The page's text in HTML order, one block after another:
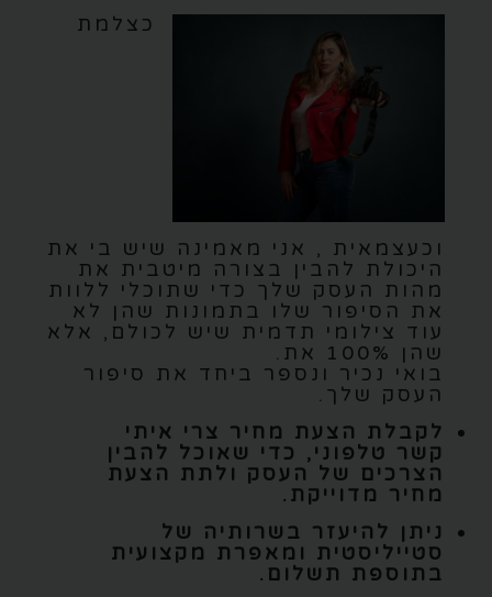
כצלמת
וכעצמאית , אני מאמינה שיש בי את
היכולת להבין בצורה מיטבית את
מהות העסק שלך כדי שתוכלי ללוות
את הסיפור שלו בתמונות שהן לא
עוד צילומי תדמית שיש לכולם, אלא
שהן 100% את.
בואי נכיר ונספר ביחד את סיפור
העסק שלך.
לקבלת הצעת מחיר צרי איתי
קשר טלפוני, כדי שאוכל להבין
הצרכים של העסק ולתת הצעת
מחיר מדוייקת.
ניתן להיעזר בשרותיה של
סטייליסטית ומאפרת מקצועית
בתוספת תשלום.